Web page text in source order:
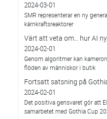
2024-03-01
SMR representerar en ny
kärnkraftsreaktorer
Värt att veta om… hur AI
2024-02-01
Genom algoritmer kan
flöden av människor i butik
Fortsatt satsning på
2024-02-01
Det positiva gensvaret gör att
samarbetet med Gothia Cup